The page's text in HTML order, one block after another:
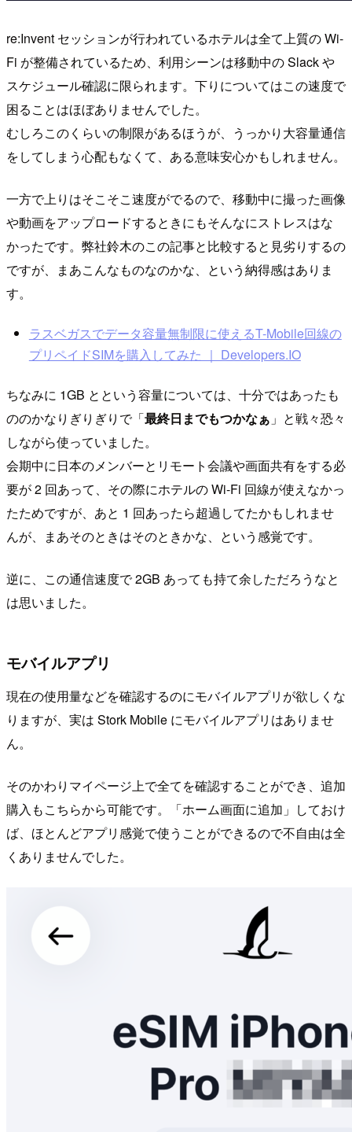
re:Invent セッションが行われているホテルは全て上質の Wi-
Fi が整備されているため、利用シーンは移動中の Slack や
スケジュール確認に限られます。下りについてはこの速度で
困ることはほぼありませんでした。
むしろこのくらいの制限があるほうが、うっかり大容量通信
をしてしまう心配もなくて、ある意味安心かもしれません。
一方で上りはそこそこ速度がでるので、移動中に撮った画像
や動画をアップロードするときにもそんなにストレスはな
かったです。弊社鈴木のこの記事と比較すると見劣りするの
ですが、まあこんなものなのかな、という納得感はありま
す。
ラスベガスでデータ容量無制限に使えるT-Mobile回線の
プリペイドSIMを購入してみた ｜ Developers.IO
ちなみに 1GB とという容量については、十分ではあったも
ののかなりぎりぎりで「最終日までもつかなぁ 」と戦々恐々
しながら使っていました。
会期中に日本のメンバーとリモート会議や画面共有をする必
要が 2 回あって、その際にホテルの Wi-Fi 回線が使えなかっ
たためですが、あと 1 回あったら超過してたかもしれませ
んが、まあそのときはそのときかな、という感覚です。
逆に、この通信速度で 2GB あっても持て余しただろうなと
は思いました。
モバイルアプリ
現在の使用量などを確認するのにモバイルアプリが欲しくな
りますが、実は Stork Mobile にモバイルアプリはありませ
ん。
そのかわりマイページ上で全てを確認することができ、追加
購入もこちらから可能です。「ホーム画面に追加」しておけ
ば、ほとんどアプリ感覚で使うことができるので不自由は全
くありませんでした。